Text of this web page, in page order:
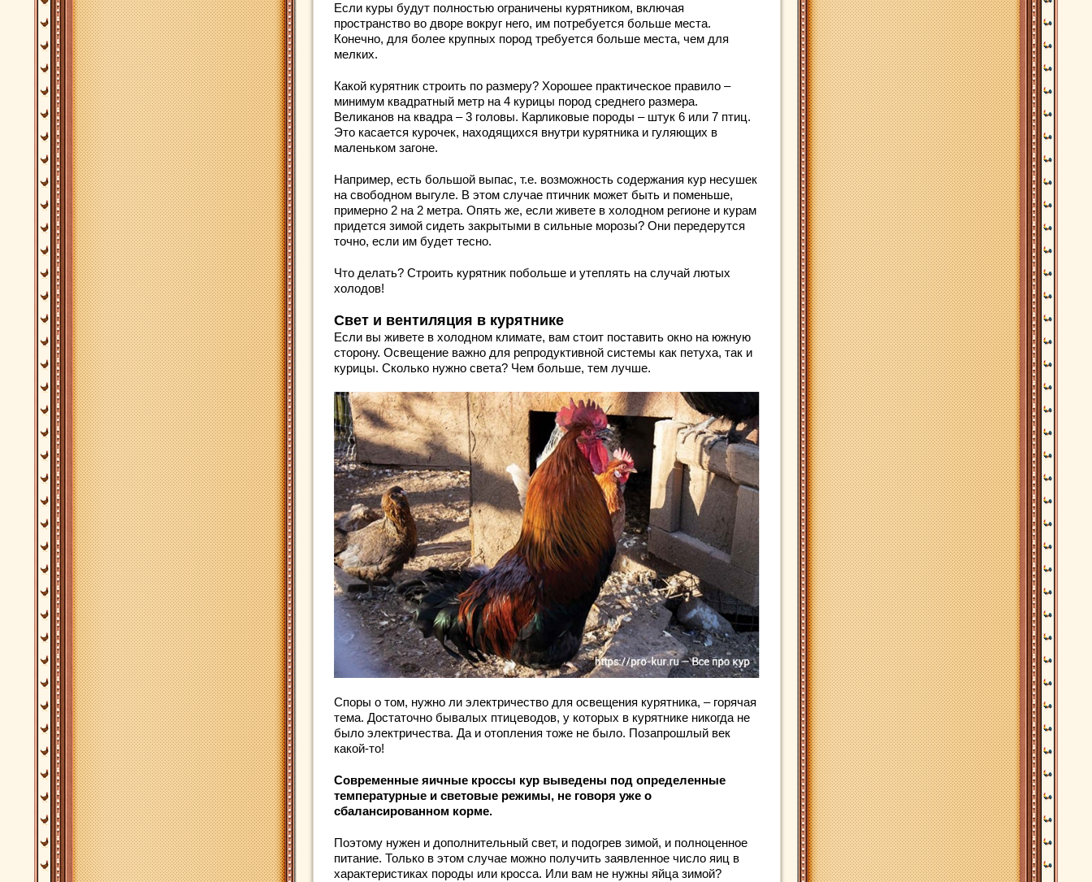
Если куры будут полностью ограничены курятником, включая
пространство во дворе вокруг него, им потребуется больше места.
Конечно, для более крупных пород требуется больше места, чем для
мелких.
Какой курятник строить по размеру? Хорошее практическое правило –
минимум квадратный метр на 4 курицы пород среднего размера.
Великанов на квадра – 3 головы. Карликовые породы – штук 6 или 7 птиц.
Это касается курочек, находящихся внутри курятника и гуляющих в
маленьком загоне.
Например, есть большой выпас, т.е. возможность содержания кур несушек
на свободном выгуле. В этом случае птичник может быть и поменьше,
примерно 2 на 2 метра. Опять же, если живете в холодном регионе и курам
придется зимой сидеть закрытыми в сильные морозы? Они передерутся
точно, если им будет тесно.
Что делать? Строить курятник побольше и утеплять на случай лютых
холодов!
Свет и вентиляция в курятнике
Если вы живете в холодном климате, вам стоит поставить окно на южную
сторону. Освещение важно для репродуктивной системы как петуха, так и
курицы. Сколько нужно света? Чем больше, тем лучше.
Споры о том, нужно ли электричество для освещения курятника, – горячая
тема. Достаточно бывалых птицеводов, у которых в курятнике никогда не
было электричества. Да и отопления тоже не было. Позапрошлый век
какой-то!
Современные яичные кроссы кур выведены под определенные
температурные и световые режимы, не говоря уже о
сбалансированном корме.
Поэтому нужен и дополнительный свет, и подогрев зимой, и полноценное
питание. Только в этом случае можно получить заявленное число яиц в
характеристиках породы или кросса. Или вам не нужны яйца зимой?